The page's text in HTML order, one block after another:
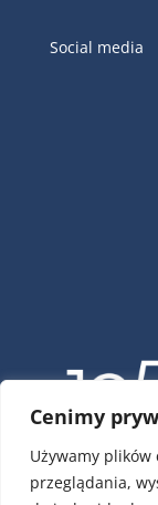
Cenimy
Używamy plików
przeglądania,
Social media
ul.